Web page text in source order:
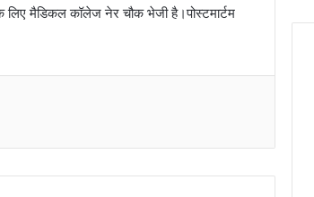
के लिए मैडिकल कॉलेज नेर चौक भेजी है।पोस्टमार्टम